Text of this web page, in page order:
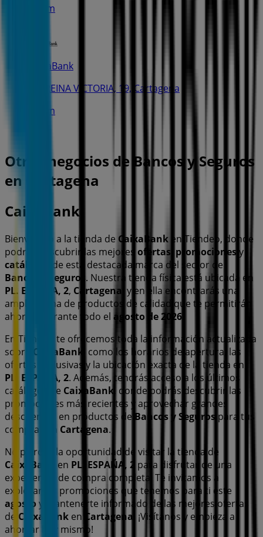
570 m
CaixaBank
AV. REINA VICTORIA, 19, Cartagena
577 m
Otros negocios de Bancos y Seguros
en Cartagena
CaixaBank
Bienvenido a la tienda de CaixaBank en Tiendeo, donde
podrás descubrir las mejores ofertas promociones y
catálogos
de esta destacada marca del sector de
Bancos y Seguros . Nuestra tienda física está ubicada en
PL. ESPAÑA, 2, Cartagena , y en ella encontrarás una
amplia gama de productos de calidad que te permitirán
ahorrar durante todo el agosto de 2026
En Tiendeo te ofrecemos toda la información actualizada
sobre
CaixaBank , como los horarios de apertura, las
ofertas exclusivas y la ubicación exacta de la tienda en
PL. ESPAÑA, 2. Además, tendrás acceso a los últimos
catálogos de CaixaBank , donde podrás descubrir las
promociones más recientes y aprovechar grandes
descuentos en productos de Bancos y Seguros para tus
compras en Cartagena.
No pierdas la oportunidad de visitar la tienda de
CaixaBank
en PL. ESPAÑA, 2 para disfrutar de una
experiencia de compra completa. Te invitamos a
explorar las promociones que tenemos para ti este
agosto y mantenerte informado de las mejores ofertas
de CaixaBank en Cartagena . ¡Visítanos y empieza a
ahorrar hoy mismo!